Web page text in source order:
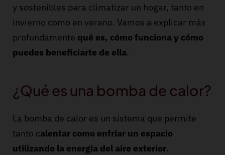
y sostenibles para climatizar un hogar, tanto en
invierno como en verano. Vamos a explicar más
profundamente qué es, cómo funciona y cómo
puedes beneficiarte de ella.
¿Qué es una bomba de calor?
La bomba de calor es un sistema que permite
tanto calentar como enfriar un espacio
utilizando la energía del aire exterior.